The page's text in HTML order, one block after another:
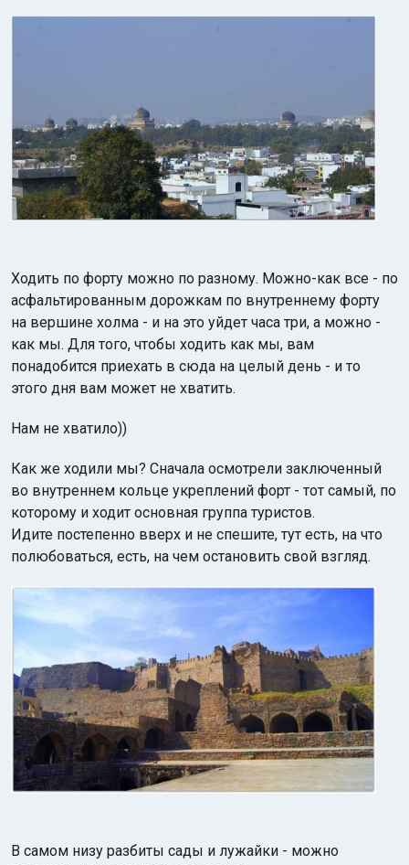
Ходить по форту можно по разному. Можно-как все - по
асфальтированным дорожкам по внутреннему форту
на вершине холма - и на это уйдет часа три, а можно -
как мы. Для того, чтобы ходить как мы, вам
понадобится приехать в сюда на целый день - и то
этого дня вам может не хватить.
Нам не хватило))
Как же ходили мы? Сначала осмотрели заключенный
во внутреннем кольце укреплений форт - тот самый, по
которому и ходит основная группа туристов.
Идите постепенно вверх и не спешите, тут есть, на что
полюбоваться, есть, на чем остановить свой взгляд.
В самом низу разбиты сады и лужайки - можно